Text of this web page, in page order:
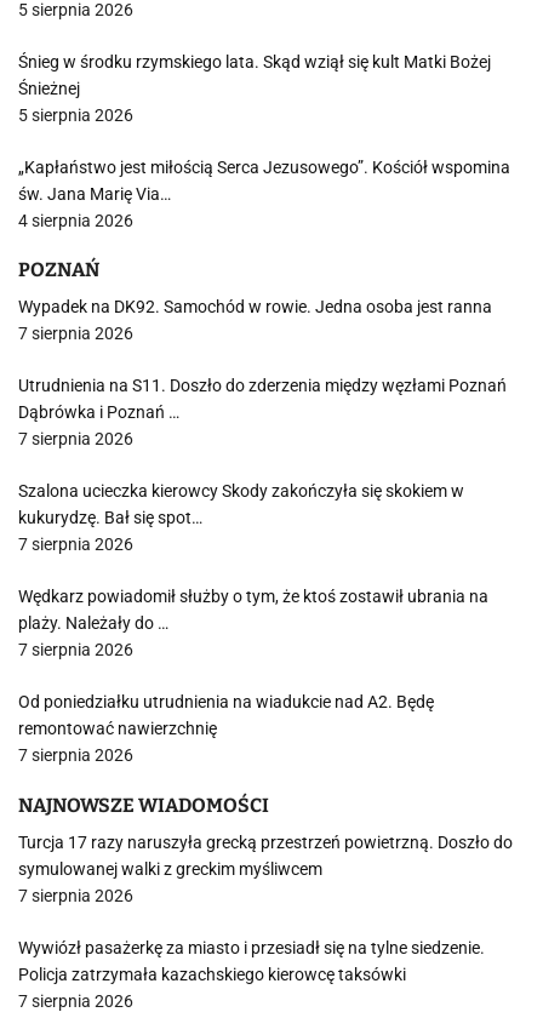
5 sierpnia 2026
Śnieg w środku rzymskiego lata. Skąd wziął się kult Matki Bożej
Śnieżnej
5 sierpnia 2026
„Kapłaństwo jest miłością Serca Jezusowego”. Kościół wspomina
św. Jana Marię Via…
4 sierpnia 2026
POZNAŃ
Wypadek na DK92. Samochód w rowie. Jedna osoba jest ranna
7 sierpnia 2026
Utrudnienia na S11. Doszło do zderzenia między węzłami Poznań
Dąbrówka i Poznań …
7 sierpnia 2026
Szalona ucieczka kierowcy Skody zakończyła się skokiem w
kukurydzę. Bał się spot…
7 sierpnia 2026
Wędkarz powiadomił służby o tym, że ktoś zostawił ubrania na
plaży. Należały do …
7 sierpnia 2026
Od poniedziałku utrudnienia na wiadukcie nad A2. Będę
remontować nawierzchnię
7 sierpnia 2026
NAJNOWSZE WIADOMOŚCI
Turcja 17 razy naruszyła grecką przestrzeń powietrzną. Doszło do
symulowanej walki z greckim myśliwcem
7 sierpnia 2026
Wywiózł pasażerkę za miasto i przesiadł się na tylne siedzenie.
Policja zatrzymała kazachskiego kierowcę taksówki
7 sierpnia 2026